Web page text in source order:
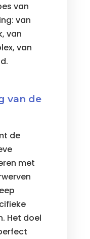
van
van
van
van
van de
de
met
Het doel